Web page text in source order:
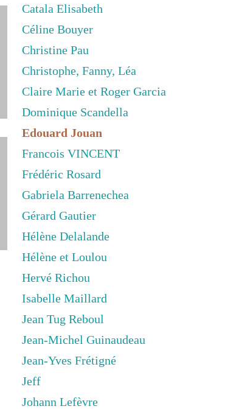
Catala Elisabeth
Céline Bouyer
Christine Pau
Christophe, Fanny, Léa
Claire Marie et Roger Garcia
Dominique Scandella
Edouard Jouan
Francois VINCENT
Frédéric Rosard
Gabriela Barrenechea
Gérard Gautier
Hélène Delalande
Hélène et Loulou
Hervé Richou
Isabelle Maillard
Jean Tug Reboul
Jean-Michel Guinaudeau
Jean-Yves Frétigné
Jeff
Johann Lefèvre